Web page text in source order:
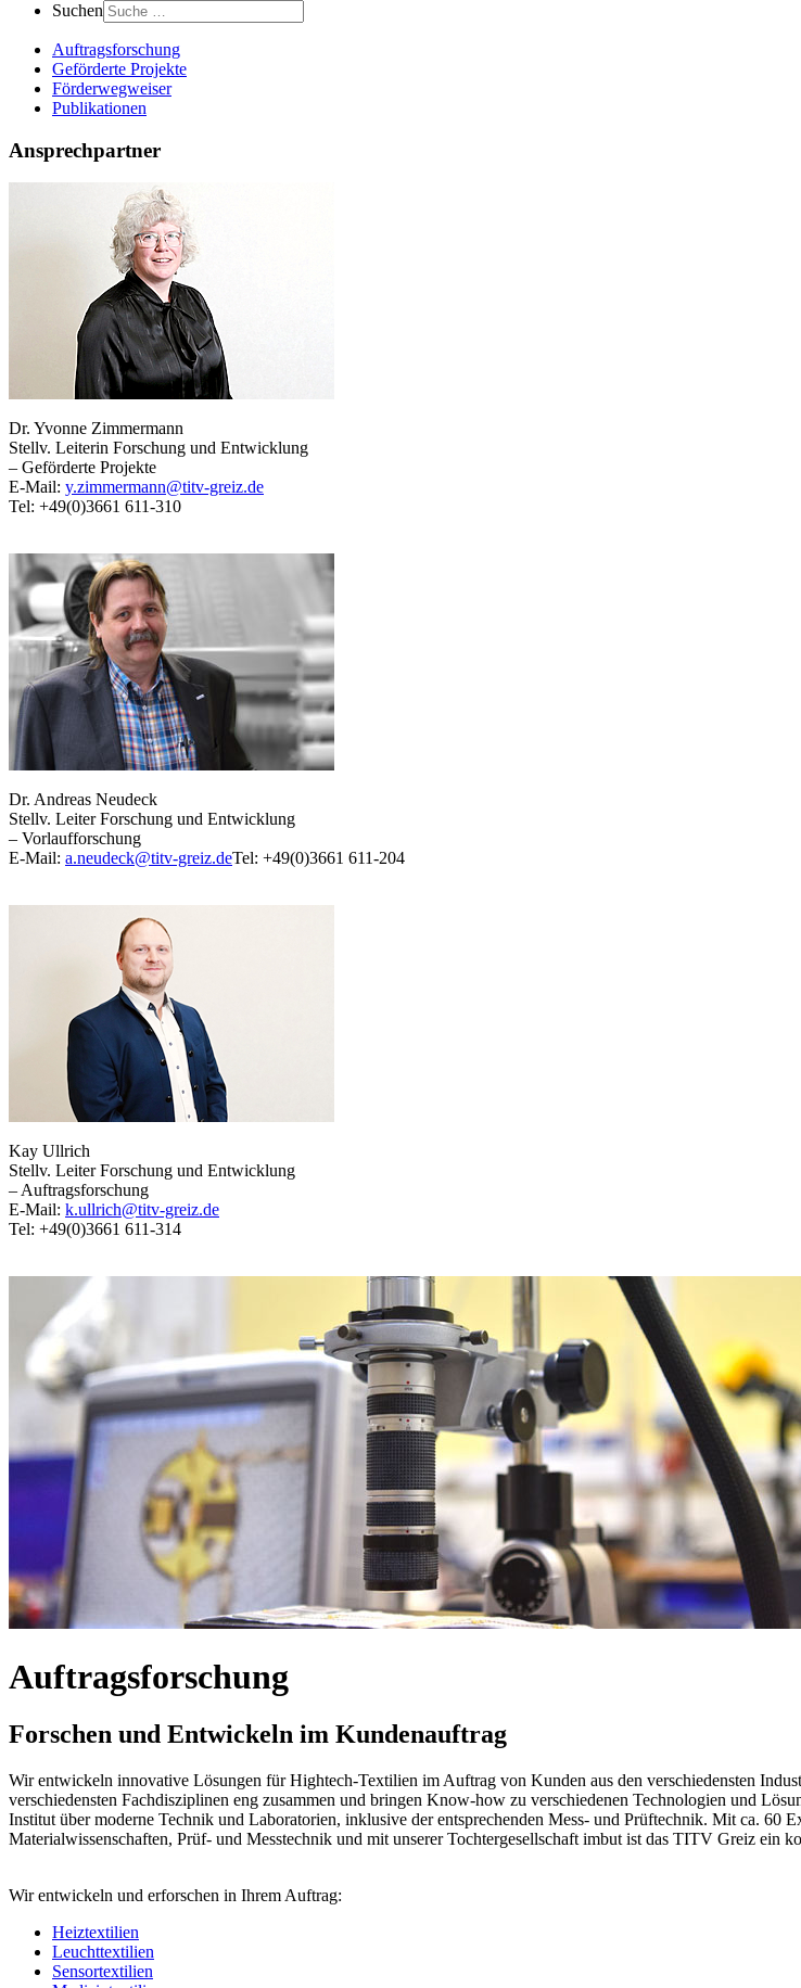
Suchen
Auftragsforschung
Geförderte Projekte
Förderwegweiser
Publikationen
Ansprechpartner
Dr. Yvonne Zimmermann
Stellv. Leiterin Forschung und Entwicklung
– Geförderte Projekte
E-Mail: y.zimmermann@titv-greiz.de
Tel: +49(0)3661 611-310
Dr. Andreas Neudeck
Stellv. Leiter Forschung und Entwicklung
– Vorlaufforschung
E-Mail: a.neudeck@titv-greiz.deTel: +49(0)3661 611-204
Kay Ullrich
Stellv. Leiter Forschung und Entwicklung
– Auftragsforschung
E-Mail: k.ullrich@titv-greiz.de
Tel: +49(0)3661 611-314
Auftragsforschung
Forschen und Entwickeln im Kundenauftrag
Wir entwickeln innovative Lösungen für Hightech-Textilien im Auftrag von Kunden aus den verschiedensten
verschiedensten Fachdisziplinen eng zusammen und bringen Know-how zu verschiedenen Technologien und
Institut über moderne Technik und Laboratorien, inklusive der entsprechenden Mess- und Prüftechnik. Mit ca. 60
Materialwissenschaften, Prüf- und Messtechnik und mit unserer Tochtergesellschaft imbut ist das TITV Greiz ein
Wir entwickeln und erforschen in Ihrem Auftrag:
Heiztextilien
Leuchttextilien
Sensortextilien